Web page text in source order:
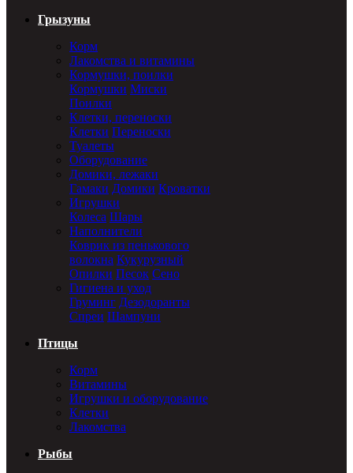
Грызуны
Корм
Лакомства и витамины
Кормушки, поилки
Кормушки Миски
Поилки
Клетки, переноски
Клетки Переноски
Туалеты
Оборудование
Домики, лежаки
Гамаки Домики Кроватки
Игрушки
Колеса Шары
Наполнители
Коврик из пенькового
волокна Кукурузный
Опилки Песок Сено
Гигиена и уход
Груминг Дезодоранты
Спреи Шампуни
Птицы
Корм
Витамины
Игрушки и оборудование
Клетки
Лакомства
Рыбы